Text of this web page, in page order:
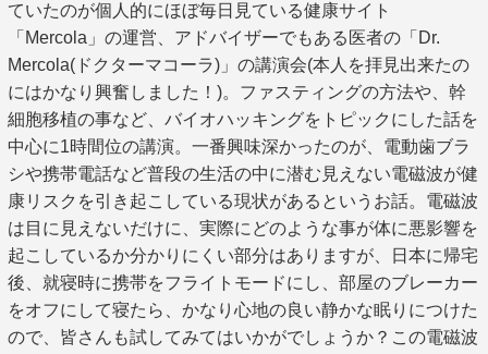
ていたのが個人的にほぼ毎日見ている健康サイト
「Mercola」の運営、アドバイザーでもある医者の「Dr.
Mercola(ドクターマコーラ)」の講演会(本人を拝見出来たの
にはかなり興奮しました！)。ファスティングの方法や、幹
細胞移植の事など、バイオハッキングをトピックにした話を
中心に1時間位の講演。一番興味深かったのが、電動歯ブラ
シや携帯電話など普段の生活の中に潜む見えない電磁波が健
康リスクを引き起こしている現状があるというお話。電磁波
は目に見えないだけに、実際にどのような事が体に悪影響を
起こしているか分かりにくい部分はありますが、日本に帰宅
後、就寝時に携帯をフライトモードにし、部屋のブレーカー
をオフにして寝たら、かなり心地の良い静かな眠りにつけた
ので、皆さんも試してみてはいかがでしょうか？この電磁波